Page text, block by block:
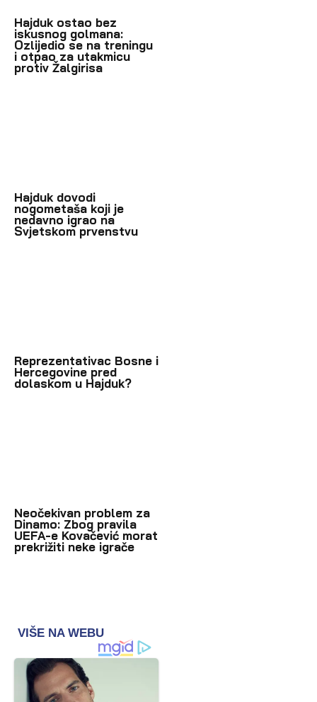
Hajduk ostao bez
iskusnog golmana:
Ozlijedio se na treningu
i otpao za utakmicu
protiv Žalgirisa
Hajduk dovodi
nogometaša koji je
nedavno igrao na
Svjetskom prvenstvu
Reprezentativac Bosne i
Hercegovine pred
dolaskom u Hajduk?
Neočekivan problem za
Dinamo: Zbog pravila
UEFA-e Kovačević morat
prekrižiti neke igrače